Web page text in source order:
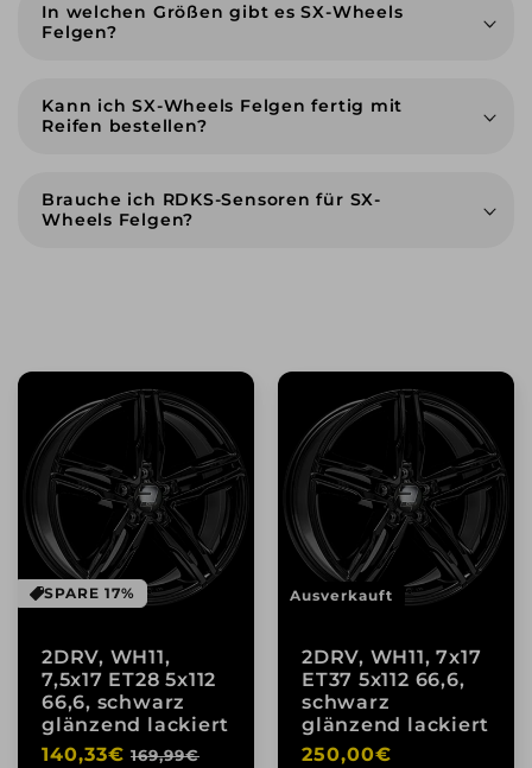
In welchen Größen gibt es SX-Wheels
Felgen?
Kann ich SX-Wheels Felgen fertig mit
Reifen bestellen?
Erstmontage-Paket mit Aufziehen und
Brauche ich RDKS-Sensoren für SX-
Wheels Felgen?
RDKS-Sensoren plug and play
SPARE 17%
2DRV, WH11,
7,5x17 ET28 5x112
66,6, schwarz
glänzend lackiert
Normaler
140,33€ Verkaufspreis
169,99€
Ausverkauft
2DRV, WH11, 7x17
ET37 5x112 66,6,
schwarz
glänzend lackiert
Normaler
250,00€